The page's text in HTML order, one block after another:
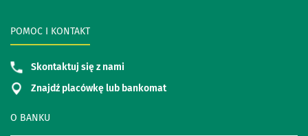
O BANKU
POMOC I KONTAKT
Skontaktuj się z nami
Znajdź placówkę lub bankomat